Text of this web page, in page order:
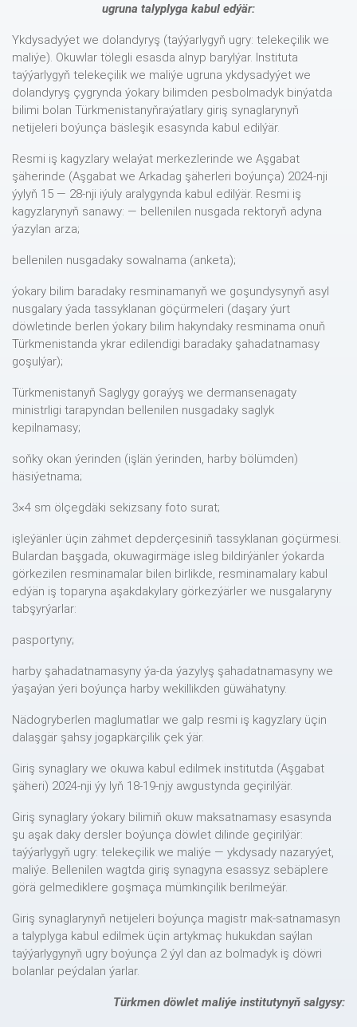
ugruna talyplyga kabul edýär:
Ykdysadyýet we dolandyryş (taýýarlygyň ugry: telekeçilik we
maliýe). Okuwlar tölegli esasda alnyp barylýar. Instituta
taýýarlygyň telekeçilik we maliýe ugruna ykdysadyýet we
dolandyryş çygrynda ýokary bilimden pesbolmadyk binýatda
bilimi bolan Türkmenistanyňraýatlary giriş synaglarynyň
netijeleri boýunça bäsleşik esasynda kabul edilýär.
Resmi iş kagyzlary welaýat merkezlerinde we Aşgabat
şäherinde (Aşgabat we Arkadag şäherleri boýunça) 2024-nji
ýylyň 15 — 28-nji iýuly aralygynda kabul edilýär. Resmi iş
kagyzlarynyň sanawy: — bellenilen nusgada rektoryň adyna
ýazylan arza;
bellenilen nusgadaky sowalnama (anketa);
ýokary bilim baradaky resminamanyň we goşundysynyň asyl
nusgalary ýada tassyklanan göçürmeleri (daşary ýurt
döwletinde berlen ýokary bilim hakyndaky resminama onuň
Türkmenistanda ykrar edilendigi baradaky şahadatnamasy
goşulýar);
Türkmenistanyň Saglygy goraýyş we dermansenagaty
ministrligi tarapyndan bellenilen nusgadaky saglyk
kepilnamasy;
soňky okan ýerinden (işlän ýerinden, harby bölümden)
häsiýetnama;
3×4 sm ölçegdäki sekizsany foto surat;
işleýänler üçin zähmet depderçesiniň tassyklanan göçürmesi.
Bulardan başgada, okuwagirmäge isleg bildirýänler ýokarda
görkezilen resminamalar bilen birlikde, resminamalary kabul
edýän iş toparyna aşakdakylary görkezýärler we nusgalaryny
tabşyrýarlar:
pasportyny;
harby şahadatnamasyny ýa-da ýazylyş şahadatnamasyny we
ýaşaýan ýeri boýunça harby wekillikden güwähatyny.
Nädogryberlen maglumatlar we galp resmi iş kagyzlary üçin
dalaşgär şahsy jogapkärçilik çek ýär.
Giriş synaglary we okuwa kabul edilmek institutda (Aşgabat
şäheri) 2024-nji ýy lyň 18-19-njy awgustynda geçirilýär.
Giriş synaglary ýokary bilimiň okuw maksatnamasy esasynda
şu aşak daky dersler boýunça döwlet dilinde geçirilýär:
taýýarlygyň ugry: telekeçilik we maliýe — ykdysady nazaryýet,
maliýe. Bellenilen wagtda giriş synagyna esassyz sebäplere
görä gelmediklere goşmaça mümkinçilik berilmeýär.
Giriş synaglarynyň netijeleri boýunça magistr mak-satnamasyn
a talyplyga kabul edilmek üçin artykmaç hukukdan saýlan
taýýarlygynyň ugry boýunça 2 ýyl dan az bolmadyk iş döwri
bolanlar peýdalan ýarlar.
Türkmen döwlet maliýe institutynyň salgysy: